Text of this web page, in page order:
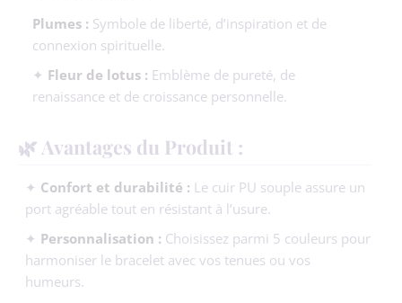
Plumes : Symbole de liberté, d’inspiration et de
connexion spirituelle.
✦ Fleur de lotus : Emblème de pureté, de
renaissance et de croissance personnelle.
🌿 Avantages du Produit :
✦ Confort et durabilité : Le cuir PU souple assure un
port agréable tout en résistant à l’usure.
✦ Personnalisation : Choisissez parmi 5 couleurs pour
harmoniser le bracelet avec vos tenues ou vos
humeurs.